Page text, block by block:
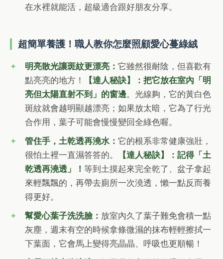
在水裡就能活，超級適合跟好朋友分享。
超簡單養護！職人教你怎麼照顧愛心蔓綠絨
明亮散光讓斑紋更漂亮：它雖然很耐陰，但喜歡有
點亮亮的地方！
【達人秘訣】：把它放在室內「明
亮但太陽直射不到」的窗邊。光線夠，它的黃白色
斑紋就會越明顯越漂亮；如果放太暗，它為了行光
合作用，葉子可能會慢慢變回全綠色喔。
管住手，土乾透再澆水：它的根系非常健康強壯，
很怕土裡一直濕答答的。
【達人秘訣】：記得「土
乾透再澆透」！等到土摸起來完全乾了、盆子拿起
來輕飄飄的，再帶去廁所一次澆透，懶一點反而養
得更好。
幫愛心葉子洗洗臉： 放室內久了葉子難免會積一點
灰塵，週末有空的時候拿條微濕的抹布輕輕擦拭一
下葉面，它會馬上變得亮晶晶、呼吸也更順暢！